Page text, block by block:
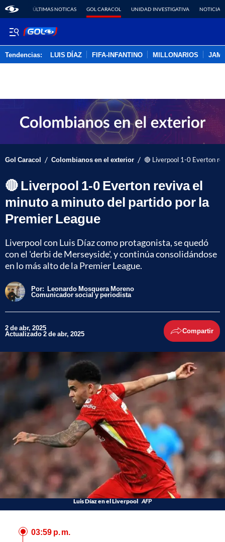
ÚLTIMAS NOTICAS GOL CARACOL UNIDAD INVESTIGATIVA NOTICIAS
Tendencias: LUIS DÍAZ FIFA-INFANTINO MILLONARIOS
Gol Caracol / Colombianos en el exterior / 🔴 Liverpool 1-0 Everton
🔴 Liverpool 1-0 Everton reviva el
minuto a minuto del partido por la
Premier League
Liverpool con Luis Díaz como protagonista, se quedó
con el 'derbi de Merseyside', y continúa consolidándose
en lo más alto de la Premier League.
Por: Leonardo Mosquera Moreno
Comunicador social y periodista
2 de abr, 2025
Actualizado 2 de abr, 2025 Compartir
Luis Díaz en el Liverpool AFP
03:59 p. m.